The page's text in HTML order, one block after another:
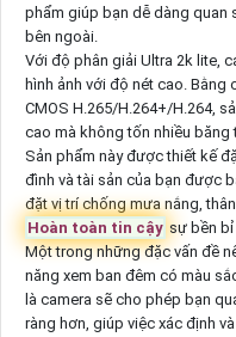
phẩm giúp bạn dễ dàng quan
bên ngoài.
Với độ phân giải Ultra 2k lite,
hình ảnh với độ nét cao. Bằng
CMOS H.265/H.264+/H.264,
cao mà không tốn nhiều
Sản phẩm này được thiết kế
đình và tài sản của bạn được
đặt vị trí chống mưa nắng,
Hoàn toàn tin cậy sự bền
Một trong những đặc vấn đề
năng xem ban đêm có màu
là camera sẽ cho phép bạn
ràng hơn, giúp việc xác định